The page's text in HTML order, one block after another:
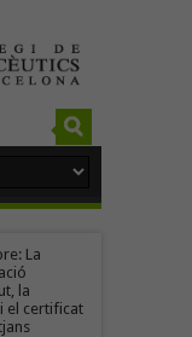
La
la
el certificat